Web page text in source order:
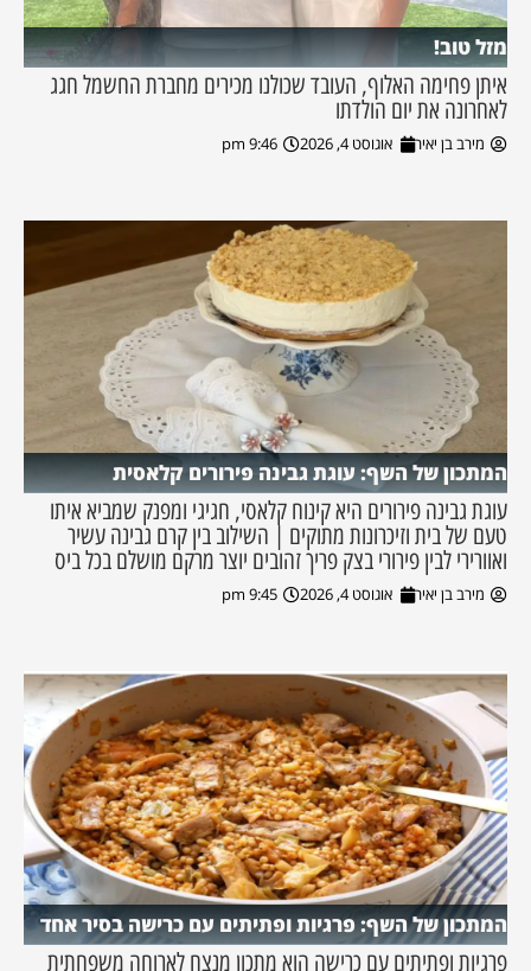
מזל טוב!
איתן פחימה האלוף, העובד שכולנו מכירים מחברת החשמל חגג
לאחרונה את יום הולדתו
מירב בן יאיר אוגוסט 4, 2026 9:46 pm
המתכון של השף: עוגת גבינה פירורים קלאסית
עוגת גבינה פירורים היא קינוח קלאסי, חגיגי ומפנק שמביא איתו
טעם של בית וזיכרונות מתוקים | השילוב בין קרם גבינה עשיר
ואוורירי לבין פירורי בצק פריך זהובים יוצר מרקם מושלם בכל ביס
מירב בן יאיר אוגוסט 4, 2026 9:45 pm
המתכון של השף: פרגיות ופתיתים עם כרישה בסיר אחד
פרגיות ופתיתים עם כרישה הוא מתכון מנצח לארוחה משפחתית